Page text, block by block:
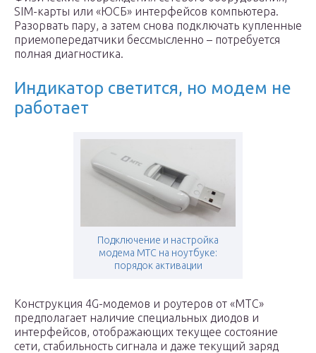
SIM-карты или «ЮСБ» интерфейсов компьютера.
Разорвать пару, а затем снова подключать купленные
приемопередатчики бессмысленно – потребуется
полная диагностика.
Индикатор светится, но модем не
работает
Подключение и настройка
модема МТС на ноутбуке:
порядок активации
Конструкция 4G-модемов и роутеров от «МТС»
предполагает наличие специальных диодов и
интерфейсов, отображающих текущее состояние
сети, стабильность сигнала и даже текущий заряд